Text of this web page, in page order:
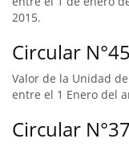
2015.
Circular
Valor de la Unidad
entre el 1 Enero del
Circular